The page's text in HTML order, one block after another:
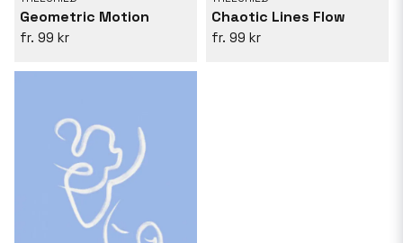
Geometric Motion
99 kr
Chaotic Lines Flow
99 kr